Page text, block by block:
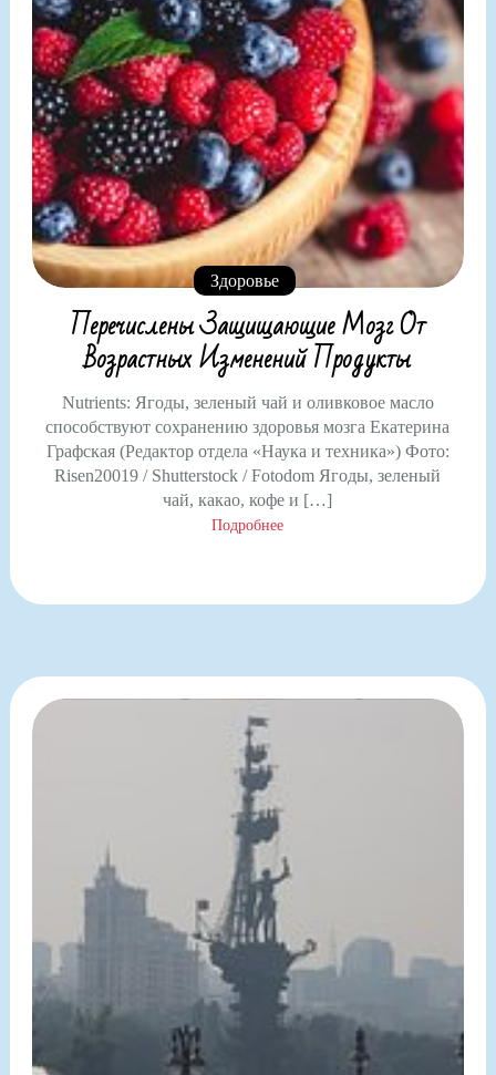
Здоровье
Перечислены Защищающие Мозг От
Возрастных Изменений Продукты
Nutrients: Ягоды, зеленый чай и оливковое масло
способствуют сохранению здоровья мозга Екатерина
Графская (Редактор отдела «Наука и техника») Фото:
Risen20019 / Shutterstock / Fotodom Ягоды, зеленый
чай, какао, кофе и […]
Подробнее